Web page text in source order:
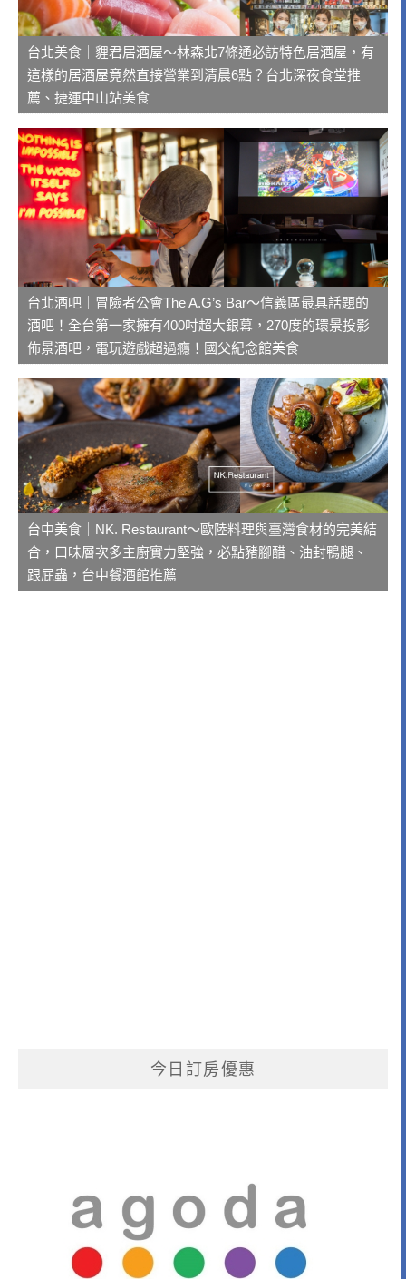
台北美食｜貍君居酒屋～林森北7條通必訪特色居酒屋，有
這樣的居酒屋竟然直接營業到清晨6點？台北深夜食堂推
薦、捷運中山站美食
台北酒吧｜冒險者公會The A.G’s Bar～信義區最具話題的
酒吧！全台第一家擁有400吋超大銀幕，270度的環景投影
佈景酒吧，電玩遊戲超過癮！國父紀念館美食
台中美食｜NK. Restaurant～歐陸料理與臺灣食材的完美結
合，口味層次多主廚實力堅強，必點豬腳醋、油封鴨腿、
跟屁蟲，台中餐酒館推薦
今日訂房優惠